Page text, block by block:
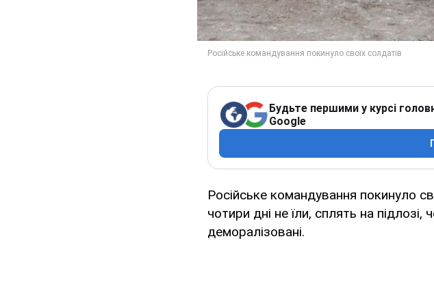
Будьте першими у курсі
Google
Російське командування покинуло
чотири дні не їли, сплять на
деморалізовані.